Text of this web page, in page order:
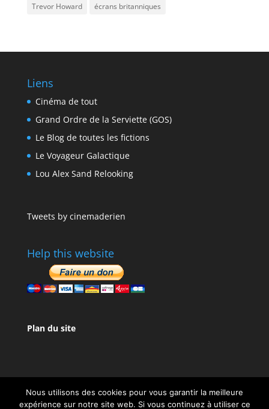
Trevor Howard
écrans britanniques
Liens
Cinéma de tout
Grand Ordre de la Serviette (GOS)
Le Blog de toutes les fictions
Le Voyageur Galactique
Lou Alex Sand Relooking
Tweets by cinemaderien
Help this website
Plan du site
Nous utilisons des cookies pour vous garantir la meilleure
expérience sur notre site web. Si vous continuez à utiliser ce